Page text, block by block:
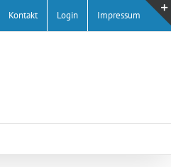
Kontakt Login Impressum